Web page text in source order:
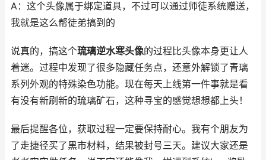
A：这个头像属于绑定道具，不过可以通过师徒系统赠送，
我就是这么帮徒弟搞到的
说真的，搞这个琉璃逆水寒头像的过程比头像本身更让人
着迷。过程中发现了很多隐藏任务点，还意外解锁了青璃
系列外观的特殊染色功能。现在每天上线第一件事就是看
有没有新刷新的琉璃矿石，这种寻宝的感觉想想都上头！
最后提醒各位，获取过程一定要保持耐心。我有个朋友为
了走捷径买了黑市材料，结果被封号三天。建议大家还是